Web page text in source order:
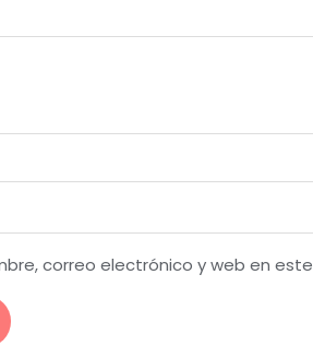
correo electrónico y web en